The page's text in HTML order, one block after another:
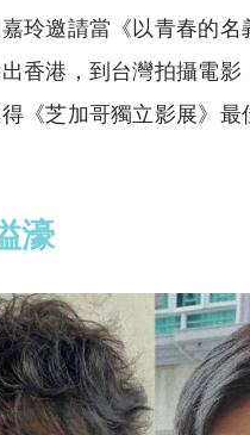
玲邀請當《以青春的名
香港，到台灣拍攝電影
《芝加哥獨立影展》最
濠